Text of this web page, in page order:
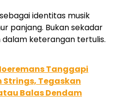
identitas musik
panjang. Bukan sekadar
dalam keterangan tertulis.
Tanggapi
Strings, Tegaskan
Balas Dendam